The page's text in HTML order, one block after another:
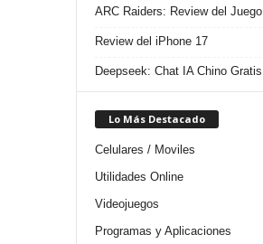
ARC Raiders: Review del Juego
Review del iPhone 17
Deepseek: Chat IA Chino Gratis
Lo Más Destacado
Celulares / Moviles
Utilidades Online
Videojuegos
Programas y Aplicaciones